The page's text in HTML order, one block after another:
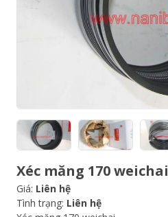
Xéc măng 170 weichai
Giá: Liên hệ
Tình trạng: Liên hệ